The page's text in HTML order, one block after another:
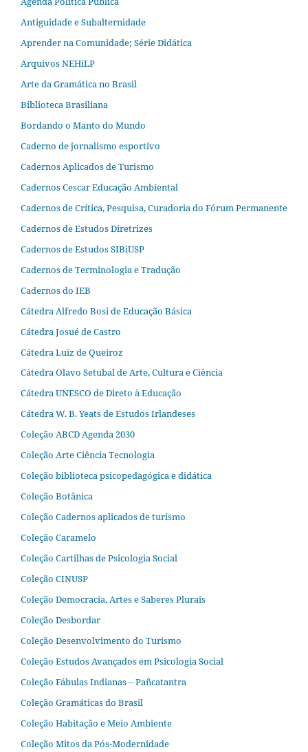
Antiguidade e Subalternidade
Aprender na Comunidade; Série Didática
Arquivos NEHiLP
Arte da Gramática no Brasil
Biblioteca Brasiliana
Bordando o Manto do Mundo
Caderno de jornalismo esportivo
Cadernos Aplicados de Turismo
Cadernos Cescar Educação Ambiental
Cadernos de Crítica, Pesquisa, Curadoria do Fórum Permanente
Cadernos de Estudos Diretrizes
Cadernos de Estudos SIBiUSP
Cadernos de Terminologia e Tradução
Cadernos do IEB
Cátedra Alfredo Bosi de Educação Básica
Cátedra Josué de Castro
Cátedra Luiz de Queiroz
Cátedra Olavo Setubal de Arte, Cultura e Ciência
Cátedra UNESCO de Direto à Educação
Cátedra W. B. Yeats de Estudos Irlandeses
Coleção ABCD Agenda 2030
Coleção Arte Ciência Tecnologia
Coleção biblioteca psicopedagógica e didática
Coleção Botânica
Coleção Cadernos aplicados de turismo
Coleção Caramelo
Coleção Cartilhas de Psicologia Social
Coleção CINUSP
Coleção Democracia, Artes e Saberes Plurais
Coleção Desbordar
Coleção Desenvolvimento do Turismo
Coleção Estudos Avançados em Psicologia Social
Coleção Fábulas Indianas – Pañcatantra
Coleção Gramáticas do Brasil
Coleção Habitação e Meio Ambiente
Coleção Mitos da Pós-Modernidade